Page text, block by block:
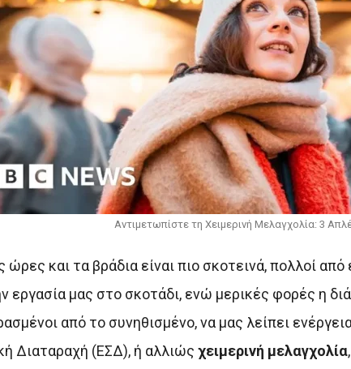
Αντιμετωπίστε τη Χειμερινή Μελαγχολία: 3
και τα βράδια είναι πιο σκοτεινά, πολλοί
εργασία μας στο σκοτάδι, ενώ μερικές φορές η
από το συνηθισμένο, να μας λείπει
Διαταραχή (ΕΣΔ), ή αλλιώς χειμερινή μελαγχολία